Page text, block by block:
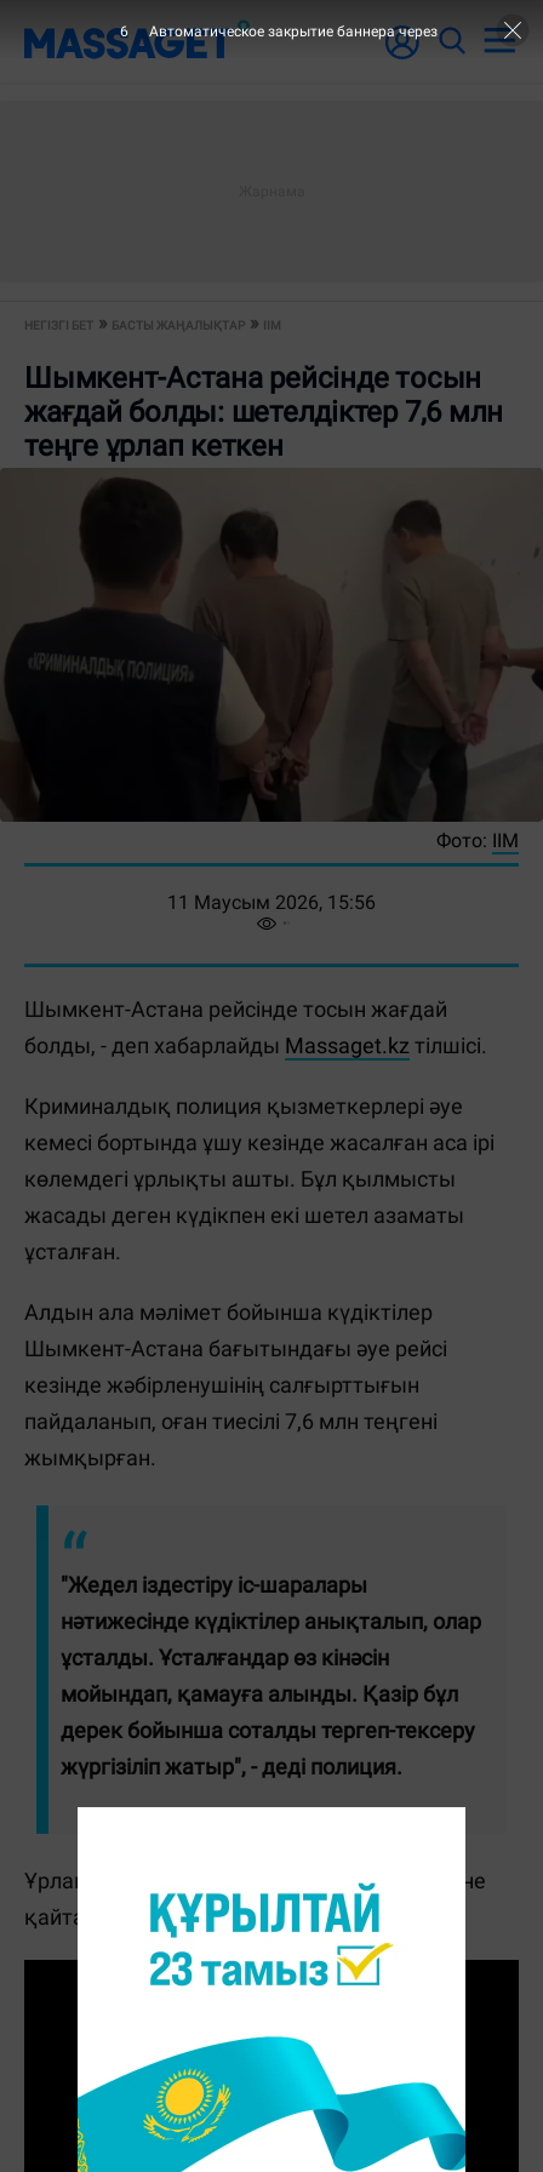
НЕГІЗГІ БЕТ БАСТЫ ЖАҢАЛЫҚТАР ІІМ
Шымкент-Астана рейсінде тосын
жағдай болды: шетелдіктер 7,6 млн
теңге ұрлап кеткен
Фото: ІІМ
11 Маусым 2026, 15:56
Шымкент-Астана рейсінде тосын жағдай
болды, - деп хабарлайды Massaget.kz тілшісі.
Криминалдық полиция қызметкерлері әуе
кемесі бортында ұшу кезінде жасалған аса ірі
көлемдегі ұрлықты ашты. Бұл қылмысты
жасады деген күдікпен екі шетел азаматы
ұсталған.
Алдын ала мәлімет бойынша күдіктілер
Шымкент-Астана бағытындағы әуе рейсі
кезінде жәбірленушінің салғырттығын
пайдаланып, оған тиесілі 7,6 млн теңгені
жымқырған.
"Жедел іздестіру іс-шаралары
нәтижесінде күдіктілер анықталып, олар
ұсталды. Ұсталғандар өз кінәсін
мойындап, қамауға алынды. Қазір бұл
дерек бойынша соталды тергеп-тексеру
жүргізіліп жатыр", - деді полиция.
Ұрланған ақша толық көлемде заңды иесіне
қайтарылған.
6 Автоматическое закрытие баннера через